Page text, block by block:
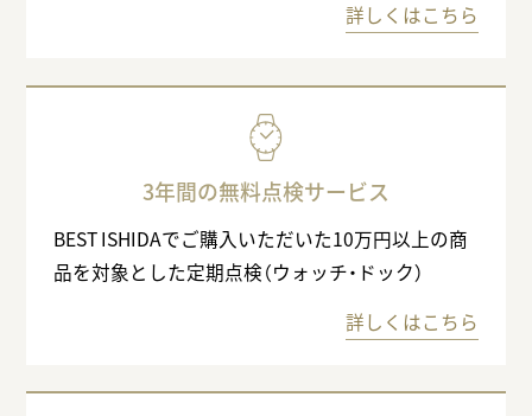
詳しくはこちら
3年間の無料点検サービス
BEST ISHIDAでご購入いただいた10万円以上の商
品を対象とした定期点検（ウォッチ・ドック）
詳しくはこちら